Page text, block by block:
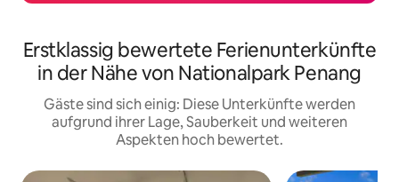
Erstklassig bewertete Ferienunterkünfte
in der Nähe von Nationalpark Penang
Gäste sind sich einig: Diese Unterkünfte werden
aufgrund ihrer Lage, Sauberkeit und weiteren
Aspekten hoch bewertet.